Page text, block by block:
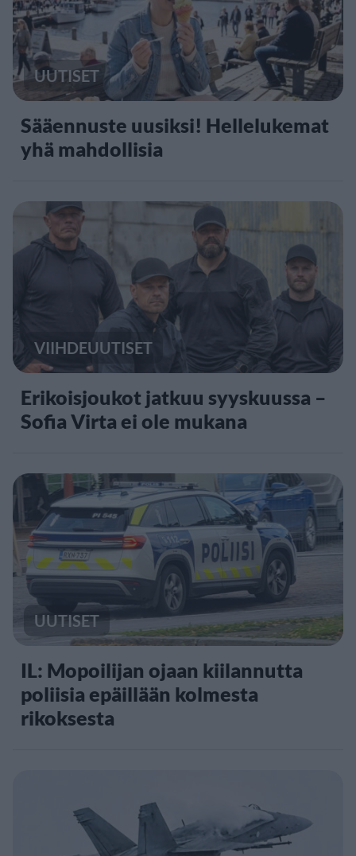
UUTISET
Sääennuste uusiksi! Hellelukemat
yhä mahdollisia
VIIHDEUUTISET
Erikoisjoukot jatkuu syyskuussa –
Sofia Virta ei ole mukana
UUTISET
IL: Mopoilijan ojaan kiilannutta
poliisia epäillään kolmesta
rikoksesta